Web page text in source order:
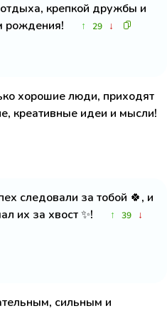
крепкой дружбы и
рождения!
↑ 29 ↓
хорошие люди, приходят
креативные идеи и мысли!
следовали за тобой 🍀, и
их за хвост ✨!
↑ 39 ↓
сильным и